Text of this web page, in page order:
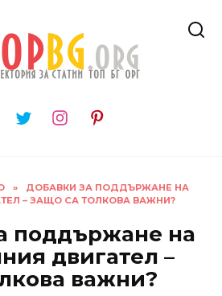
»
ДОБАВКИ ЗА ПОДДЪРЖАНЕ НА
– ЗАЩО СА ТОЛКОВА ВАЖНИ?
поддържане на
двигател –
важни?